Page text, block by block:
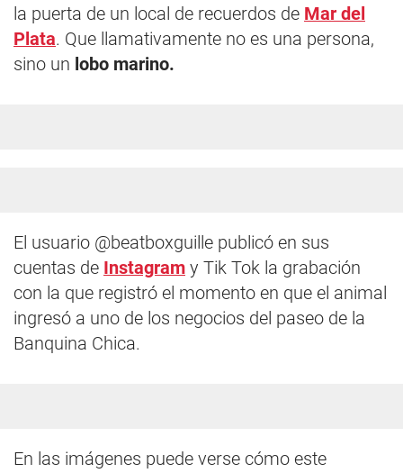
la puerta de un local de recuerdos de Mar del
Plata. Que llamativamente no es una persona,
sino un lobo marino.
El usuario @beatboxguille publicó en sus
cuentas de Instagram y Tik Tok la grabación
con la que registró el momento en que el animal
ingresó a uno de los negocios del paseo de la
Banquina Chica.
En las imágenes puede verse cómo este